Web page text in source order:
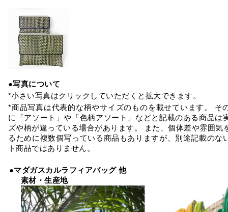
●写真について
*小さい写真はクリックしていただくと拡大できます。
*商品写真は代表的な柄やサイズのものを載せています。 そ
に「アソート」や「色柄アソート」などと記載のある商品は
ズや柄が違っている場合があります。 また、個体差や雰囲気
るために複数個写っている商品もありますが、別途記載のな
ト商品ではありません。
●マダガスカルラフィアバッグ 他
素材・生産地